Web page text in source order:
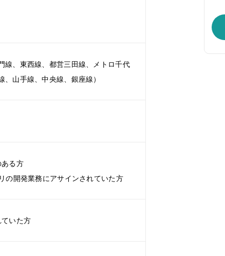
線、東西線、都営三田線、メトロ千代
山手線、中央線、銀座線）
る方
の開発業務にアサインされていた方
いた方